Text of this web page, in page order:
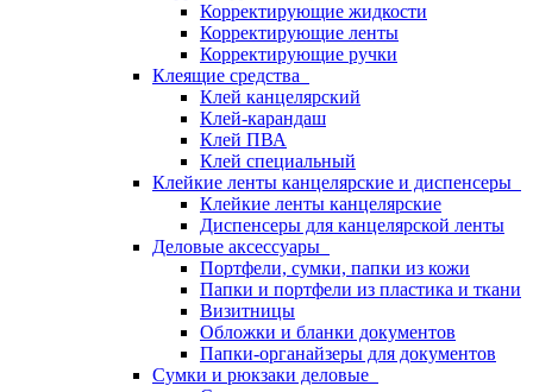
Корректирующие жидкости
Корректирующие ленты
Корректирующие ручки
Клеящие средства
Клей канцелярский
Клей-карандаш
Клей ПВА
Клей специальный
Клейкие ленты канцелярские и диспенсеры
Клейкие ленты канцелярские
Диспенсеры для канцелярской ленты
Деловые аксессуары
Портфели, сумки, папки из кожи
Папки и портфели из пластика и ткани
Визитницы
Обложки и бланки документов
Папки-органайзеры для документов
Сумки и рюкзаки деловые